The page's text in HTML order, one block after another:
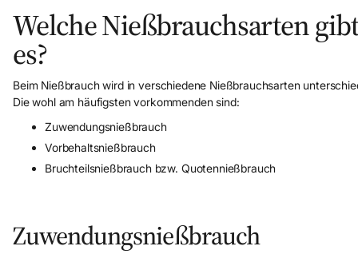
Welche Nießbrauchsarten gibt
es?
Beim Nießbrauch wird in verschiedene Nießbrauchsarten
Die wohl am häufigsten vorkommenden sind:
Zuwendungsnießbrauch
Vorbehaltsnießbrauch
Bruchteilsnießbrauch bzw. Quotennießbrauch
Zuwendungsnießbrauch